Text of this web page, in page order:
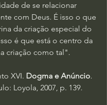
de se relacionar
com Deus. É isso o que
da criação especial do
é que está o centro da
criação como tal".
XVI. Dogma e Anúncio.
Loyola, 2007, p. 139.